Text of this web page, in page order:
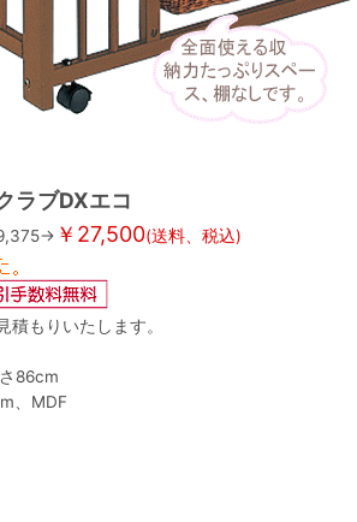
ラブDXエコ
￥27,500(送料、税込)
もりいたします。
86cm
、MDF